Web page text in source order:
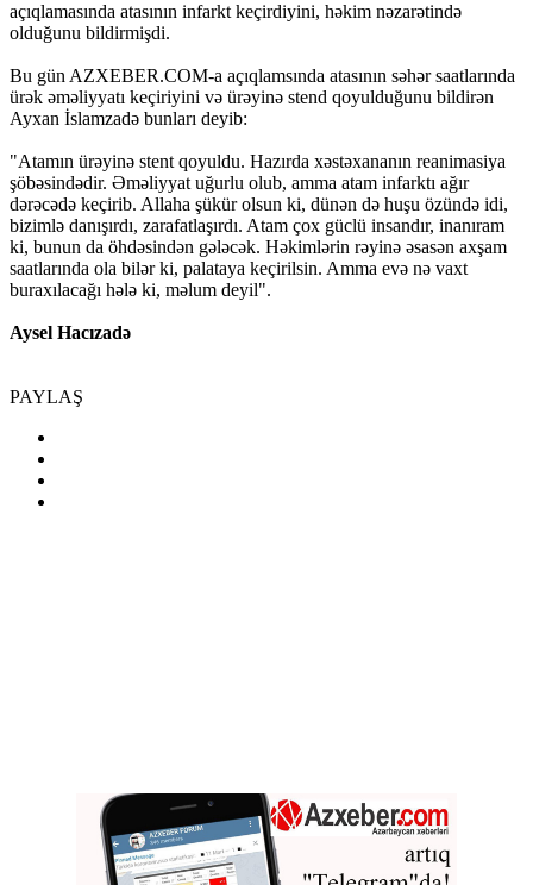
açıqlamasında atasının infarkt keçirdiyini, həkim nəzarətində
olduğunu bildirmişdi.
Bu gün AZXEBER.COM-a açıqlamsında atasının səhər saatlarında
ürək əməliyyatı keçiriyini və ürəyinə stend qoyulduğunu bildirən
Ayxan İslamzadə bunları deyib:
"Atamın ürəyinə stent qoyuldu. Hazırda xəstəxananın reanimasiya
şöbəsindədir. Əməliyyat uğurlu olub, amma atam infarktı ağır
dərəcədə keçirib. Allaha şükür olsun ki, dünən də huşu özündə idi,
bizimlə danışırdı, zarafatlaşırdı. Atam çox güclü insandır, inanıram
ki, bunun da öhdəsindən gələcək. Həkimlərin rəyinə əsasən axşam
saatlarında ola bilər ki, palataya keçirilsin. Amma evə nə vaxt
buraxılacağı hələ ki, məlum deyil".
Aysel Hacızadə
PAYLAŞ